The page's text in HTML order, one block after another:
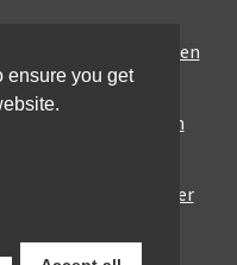
Sport-Touring-Reifen
für den urbanen
Optik mit solider
ensure you get